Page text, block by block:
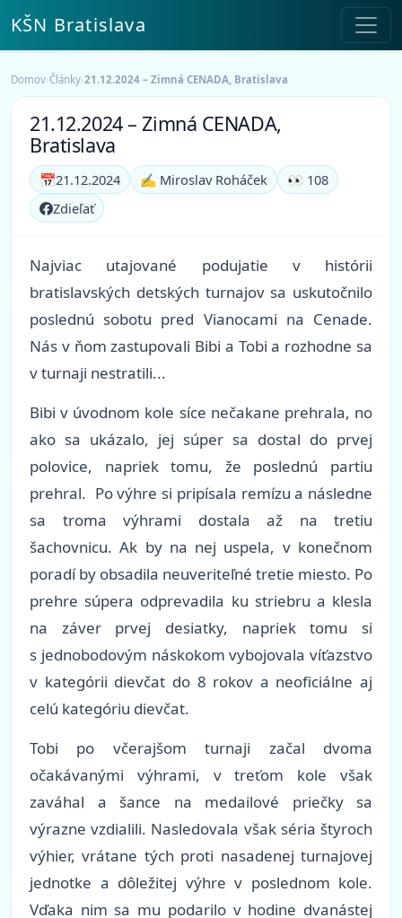
KŠN Bratislava
Domov›Články›21.12.2024 – Zimná CENADA, Bratislava
21.12.2024 – Zimná CENADA,
Bratislava
📅21.12.2024 ✍️ Miroslav Roháček
👀 108
Zdieľať
Najviac utajované podujatie v histórii
bratislavských detských turnajov sa uskutočnilo
poslednú sobotu pred Vianocami na Cenade.
Nás v ňom zastupovali Bibi a Tobi a rozhodne sa
v turnaji nestratili...
Bibi v úvodnom kole síce nečakane prehrala, no
ako sa ukázalo, jej súper sa dostal do prvej
polovice, napriek tomu, že poslednú partiu
prehral. Po výhre si pripísala remízu a následne
sa troma výhrami dostala až na tretiu
šachovnicu. Ak by na nej uspela, v konečnom
poradí by obsadila neuveriteľné tretie miesto. Po
prehre súpera odprevadila ku striebru a klesla
na záver prvej desiatky, napriek tomu si
s jednobodovým náskokom vybojovala víťazstvo
v kategórii dievčat do 8 rokov a neoficiálne aj
celú kategóriu dievčat.
Tobi po včerajšom turnaji začal dvoma
očakávanými výhrami, v treťom kole však
zaváhal a šance na medailové priečky sa
výrazne vzdialili. Nasledovala však séria štyroch
výhier, vrátane tých proti nasadenej turnajovej
jednotke a dôležitej výhre v poslednom kole.
Vďaka nim sa mu podarilo v hodine dvanástej